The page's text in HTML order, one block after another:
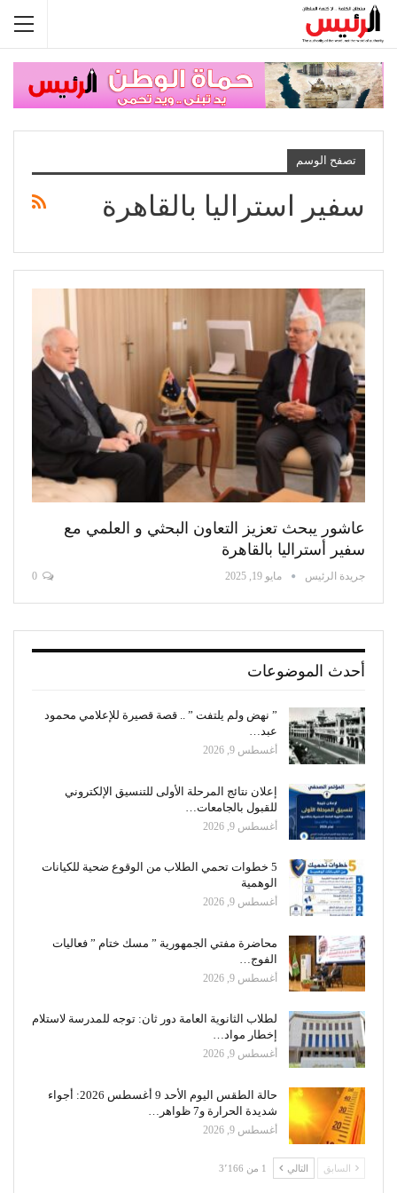
تصفح الوسم
سفير استراليا بالقاهرة
عاشور يبحث تعزيز التعاون البحثي و العلمي مع
سفير أستراليا بالقاهرة
جريدة الرئيس مايو 19, 2025
أحدث الموضوعات
” نهض ولم يلتفت ” .. قصة قصيرة للإعلامي محمود
عبد…
أغسطس 9, 2026
إعلان نتائج المرحلة الأولى للتنسيق الإلكتروني
للقبول بالجامعات…
أغسطس 9, 2026
5 خطوات تحمي الطلاب من الوقوع ضحية للكيانات
الوهمية
أغسطس 9, 2026
محاضرة مفتي الجمهورية ” مسك ختام ” فعاليات
الفوج…
أغسطس 9, 2026
لطلاب الثانوية العامة دور ثان: توجه للمدرسة لاستلام
إخطار مواد…
أغسطس 9, 2026
حالة الطقس اليوم الأحد 9 أغسطس 2026: أجواء
شديدة الحرارة و7 ظواهر…
أغسطس 9, 2026
السابق التالي 1 من 3٬166